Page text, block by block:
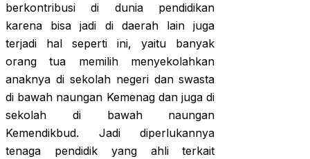
berkontribusi di dunia pendidikan
karena bisa jadi di daerah lain juga
terjadi hal seperti ini, yaitu banyak
orang tua memilih menyekolahkan
anaknya di sekolah negeri dan swasta
di bawah naungan Kemenag dan juga di
sekolah di bawah naungan
Kemendikbud. Jadi diperlukannya
tenaga pendidik yang ahli terkait